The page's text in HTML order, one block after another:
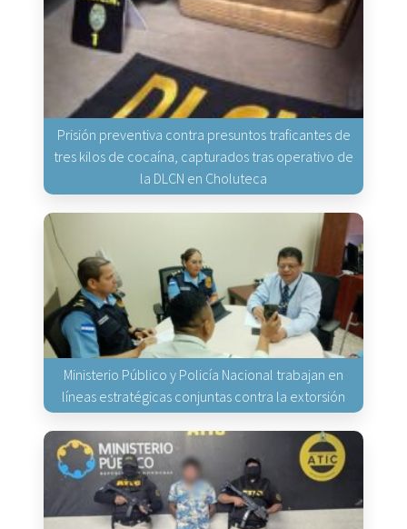
Prisión preventiva contra presuntos traficantes de
tres kilos de cocaína, capturados tras operativo de
la DLCN en Choluteca
Ministerio Público y Policía Nacional trabajan en
líneas estratégicas conjuntas contra la extorsión